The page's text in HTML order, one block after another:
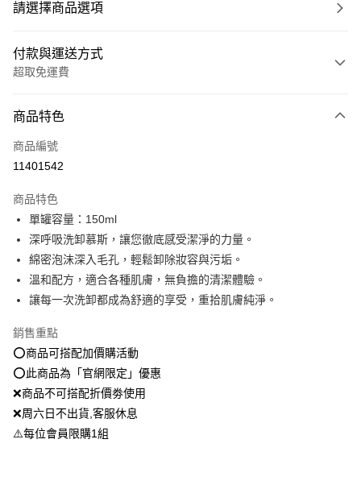
請選擇商品選項
付款與運送方式
超取免運費
信用卡一次付款
超商取貨付款
Apple Pay
街口支付
悠遊付
Google Pay
全盈+PAY
【大哥付你分期使用說明】
1.本服務由台灣大哥大提供，台灣大哥大用戶可立即使用無須另外申請。
2.付款方式選擇「大哥付你分期」，訂單成立後會自動跳轉到大哥付的交易
AFTEE先享後付
相關說明
商品特色
商品編號
11401542
商品特色
單罐容量：150ml
深呼吸洗卸慕斯，讓您徹底感受潔淨的力量。
綿密泡沫深入毛孔，輕鬆卸除妝容與污垢。
溫和配方，適合各種肌膚，無負擔的清潔體驗。
讓每一次洗卸都成為舒適的享受，重拾肌膚純淨。
銷售重點
⭕️商品可搭配加價購活動
⭕️此商品為「官網限定」優惠
❌商品不可搭配折價劵使用
❌周六日不出貨,客服休息
⚠️每位會員限購1組